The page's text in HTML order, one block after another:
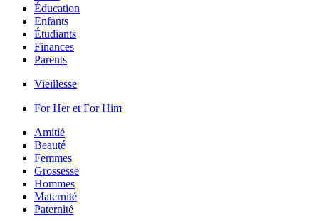
Éducation
Enfants
Étudiants
Finances
Parents
Vieillesse
For Her et For Him
Amitié
Beauté
Femmes
Grossesse
Hommes
Maternité
Paternité